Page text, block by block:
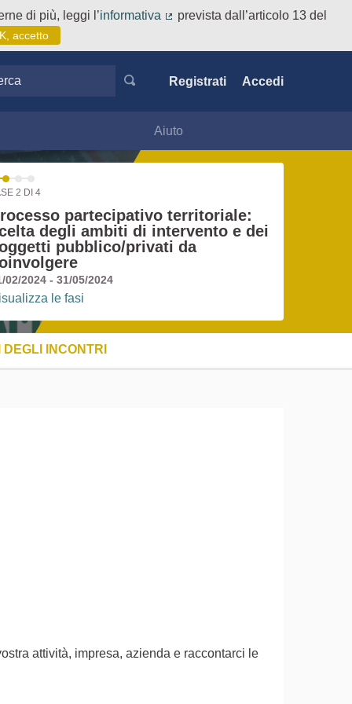
di più, leggi l’informativa
prevista dall’articolo 13 del
accetto
Registrati Accedi
Aiuto
2 DI 4
partecipativo territoriale:
degli ambiti di intervento e dei
pubblico/privati da
02/2024 - 31/05/2024
le fasi
INCONTRI
attività, impresa, azienda e raccontarci le